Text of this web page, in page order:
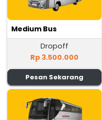
Medium Bus
Dropoff
Rp 3.500.000
Pesan Sekarang